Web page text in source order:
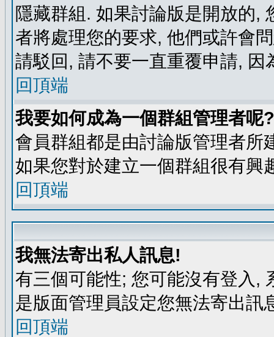
隱藏群組. 如果討論版是開放的,
者將處理您的要求, 他們或許會
請駁回, 請不要一直重覆申請, 因
回頂端
我要如何成為一個群組管理者呢?
會員群組都是由討論版管理者所
如果您對於建立一個群組很有興
回頂端
我無法寄出私人訊息!
有三個可能性; 您可能沒有登入,
是版面管理員設定您無法寄出訊
回頂端